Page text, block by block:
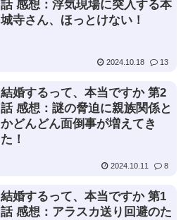
話 感想：浮気現場に突入する本
城寺さん、ほっとけない！
2024.10.18 13
結婚するって、本当ですか 第2
話 感想：謎の脅迫に親族関係と
かどんどん面倒事が増えてき
た！
2024.10.11 8
結婚するって、本当ですか 第1
話 感想：アラスカ送り回避のた